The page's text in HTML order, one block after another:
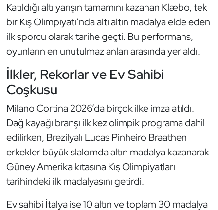
Katıldığı altı yarışın tamamını kazanan Klæbo, tek
bir Kış Olimpiyatı’nda altı altın madalya elde eden
ilk sporcu olarak tarihe geçti. Bu performans,
oyunların en unutulmaz anları arasında yer aldı.
İlkler, Rekorlar ve Ev Sahibi
Coşkusu
Milano Cortina 2026’da birçok ilke imza atıldı.
Dağ kayağı branşı ilk kez olimpik programa dahil
edilirken, Brezilyalı Lucas Pinheiro Braathen
erkekler büyük slalomda altın madalya kazanarak
Güney Amerika kıtasına Kış Olimpiyatları
tarihindeki ilk madalyasını getirdi.
Ev sahibi İtalya ise 10 altın ve toplam 30 madalya
Triatlon
Voleybol
Wushu Kungfu
Yelken
Yüzme